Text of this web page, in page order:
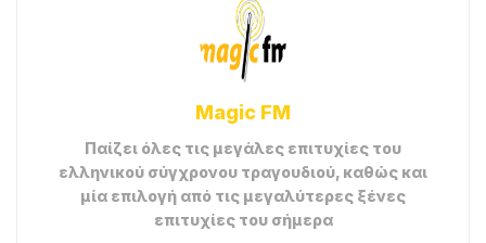
Magic FM
Παίζει όλες τις μεγάλες επιτυχίες του
ελληνικού σύγχρονου τραγουδιού, καθώς και
μία επιλογή από τις μεγαλύτερες ξένες
επιτυχίες του σήμερα